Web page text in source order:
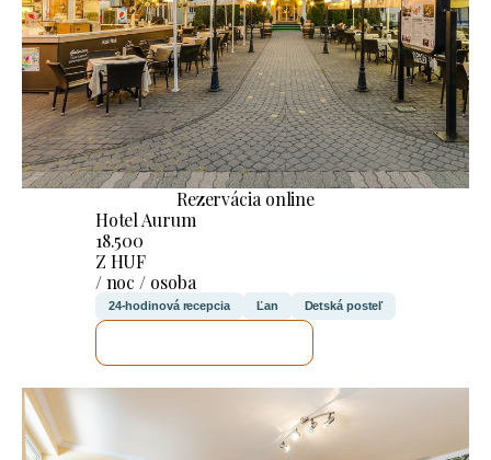
Rezervácia online
Hotel Aurum
18.500
Z HUF
/ noc / osoba
24-hodinová recepcia Ľan Detská posteľ